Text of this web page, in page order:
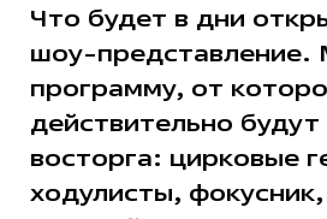
Что будет в дни
шоу-представление.
программу, от
действительно
восторга: цирковые
ходулисты,